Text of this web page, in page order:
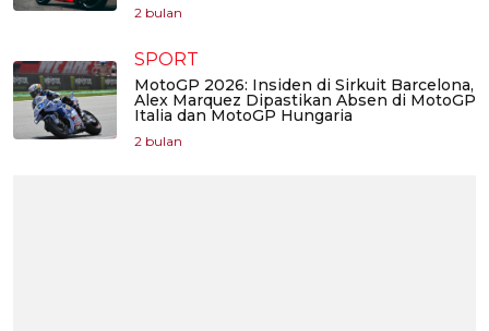
2 bulan
SPORT
MotoGP 2026: Insiden di Sirkuit Barcelona,
Alex Marquez Dipastikan Absen di MotoGP
Italia dan MotoGP Hungaria
2 bulan